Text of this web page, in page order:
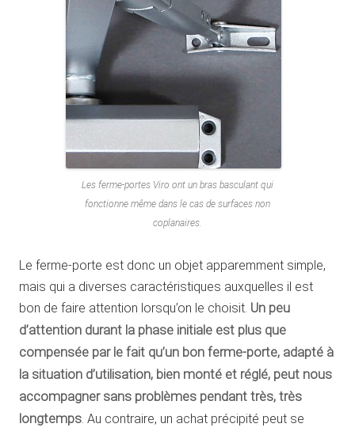
Les ferme-portes Viro ont un bras basculant qui
fonctionne même dans le cas de surfaces non
coplanaires.
Le ferme-porte est donc un objet apparemment simple,
mais qui a diverses caractéristiques auxquelles il est
bon de faire attention lorsqu’on le choisit. Un peu
d’attention durant la phase initiale est plus que
compensée par le fait qu’un bon ferme-porte, adapté à
la situation d’utilisation, bien monté et réglé, peut nous
accompagner sans problèmes pendant très, très
longtemps. Au contraire, un achat précipité peut se